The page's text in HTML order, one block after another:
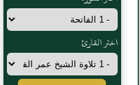
اختر القارئ